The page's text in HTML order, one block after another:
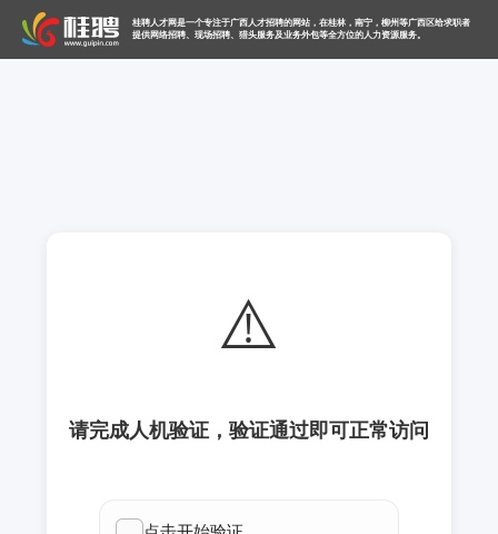
桂聘人才网是一个专注于广西人才招聘的网站，在桂林，南宁，柳州等广西区给求职者
提供网络招聘、现场招聘、猎头服务及业务外包等全方位的人力资源服务。
⚠️
请完成人机验证，验证通过即可正常访问